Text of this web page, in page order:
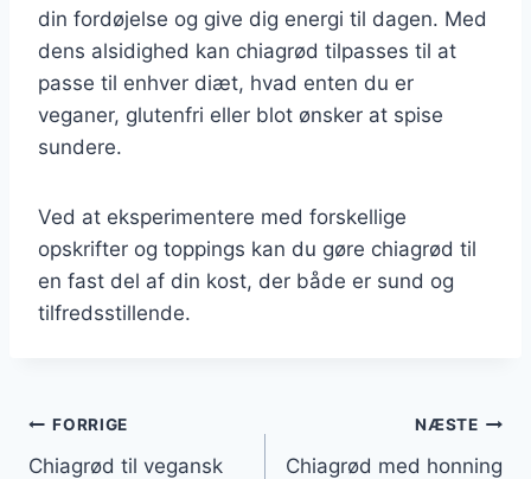
din fordøjelse og give dig energi til dagen. Med
dens alsidighed kan chiagrød tilpasses til at
passe til enhver diæt, hvad enten du er
veganer, glutenfri eller blot ønsker at spise
sundere.
Ved at eksperimentere med forskellige
opskrifter og toppings kan du gøre chiagrød til
en fast del af din kost, der både er sund og
tilfredsstillende.
Indlægsnavigation
FORRIGE
Chiagrød til vegansk
NÆSTE
Chiagrød med honning